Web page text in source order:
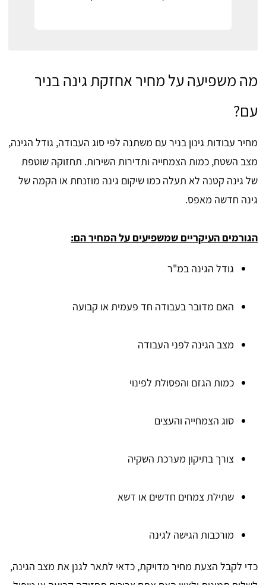
מה משפיעה על מחיר אחזקת גינה בניר
עם?
מחיר עבודות גינון בניר עם משתנה לפי סוג העבודה, גודל הגינה,
מצב השטח, כמות הצמחייה ותדירות השירות. תחזוקה שוטפת
של גינה קטנה לא תעלה כמו שיקום גינה מוזנחת או הקמה של
גינה חדשה מאפס.
הגורמים העיקריים שמשפיעים על המחיר הם:
גודל הגינה במ"ר
האם מדובר בעבודה חד פעמית או קבועה
מצב הגינה לפני העבודה
כמות הגזם והפסולת לפינוי
סוג הצמחייה והעצים
צורך בתיקון מערכת השקיה
שתילת צמחים חדשים או דשא
מורכבות הגישה לגינה
כדי לקבל הצעת מחיר מדויקת, כדאי לתאר לגנן את מצב הגינה,